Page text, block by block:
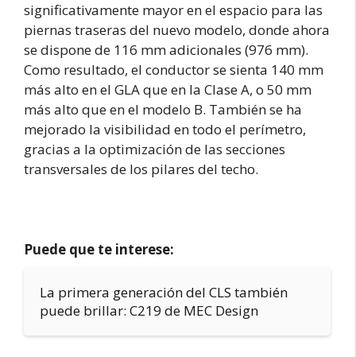
significativamente mayor en el espacio para las
piernas traseras del nuevo modelo, donde ahora
se dispone de 116 mm adicionales (976 mm).
Como resultado, el conductor se sienta 140 mm
más alto en el GLA que en la Clase A, o 50 mm
más alto que en el modelo B. También se ha
mejorado la visibilidad en todo el perímetro,
gracias a la optimización de las secciones
transversales de los pilares del techo.
Puede que te interese:
La primera generación del CLS también
puede brillar: C219 de MEC Design